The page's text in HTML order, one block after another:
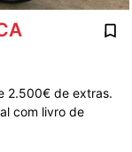
2.500€ de extras.
com livro de